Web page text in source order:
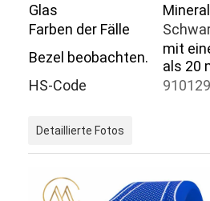
Neuigkeiten
Blog
Quarz-Armbanduhr
Lederbandquarzuhr
Glas
Farben der Fälle
Bezel beobachten.
mit
als 20
HS-Code
Detaillierte Fotos